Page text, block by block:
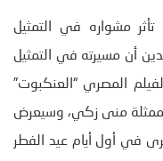
مشواره في التمثيل
أن مسيرته في التمثيل
المصري “العنكبوت”
منى زكي، وسيعرض
في أول أيام عيد الفطر